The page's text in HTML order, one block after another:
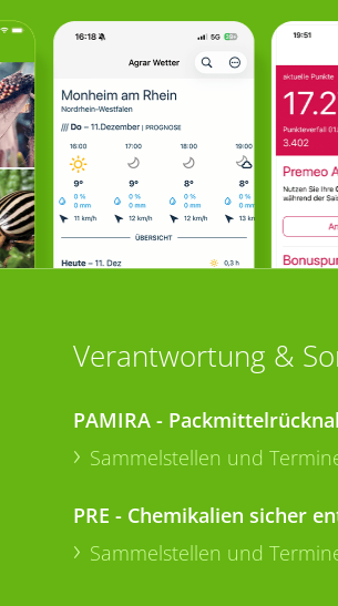
Verantwortung &
PAMIRA -
Sammelstellen und
PRE - Chemikalien sicher
Sammelstellen und